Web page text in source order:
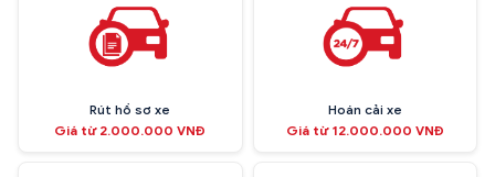
Rút hồ sơ xe
Giá từ 2.000.000 VNĐ
Hoán cải xe
Giá từ 12.000.000 VNĐ